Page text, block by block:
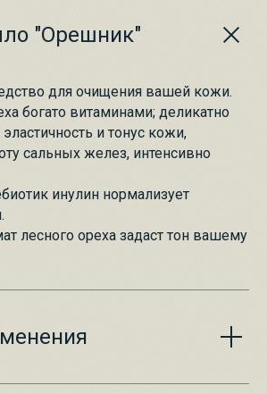
"Орешник"
для очищения вашей кожи.
богато витаминами; деликатно
и тонус кожи,
сальных желез, интенсивно
инулин нормализует
лесного ореха задаст тон вашему